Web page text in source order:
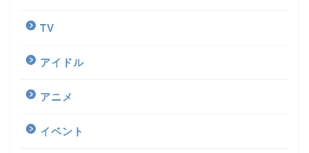
TV
アイドル
アニメ
イベント